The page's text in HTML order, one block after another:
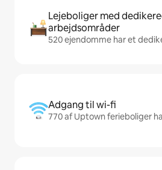
Lejeboliger med
arbejdsområder
520 ejendomme har et
Adgang til wi-fi
770 af Uptown ferieboliger